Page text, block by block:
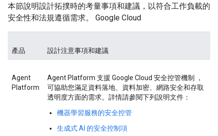
本節說明設計拓撲時的考量事項和建議，以符合工作負載的
安全性和法規遵循需求。 Google Cloud
產品 設計注意事項和建議
Agent
Platform
Agent Platform 支援 Google Cloud 安全控管機制 ，
可協助您滿足資料落地、資料加密、網路安全和存取
透明度方面的需求。詳情請參閱下列說明文件：
機器學習服務的安全控管
生成式 AI 的安全控制項